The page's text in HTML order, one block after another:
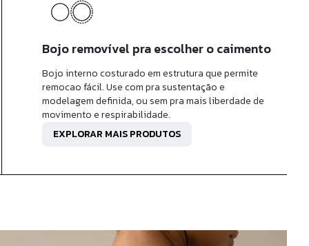
Bojo removível pra escolher o caimento
Bojo interno costurado em estrutura que permite
remocao fácil. Use com pra sustentação e
modelagem definida, ou sem pra mais liberdade de
movimento e respirabilidade.
EXPLORAR MAIS PRODUTOS